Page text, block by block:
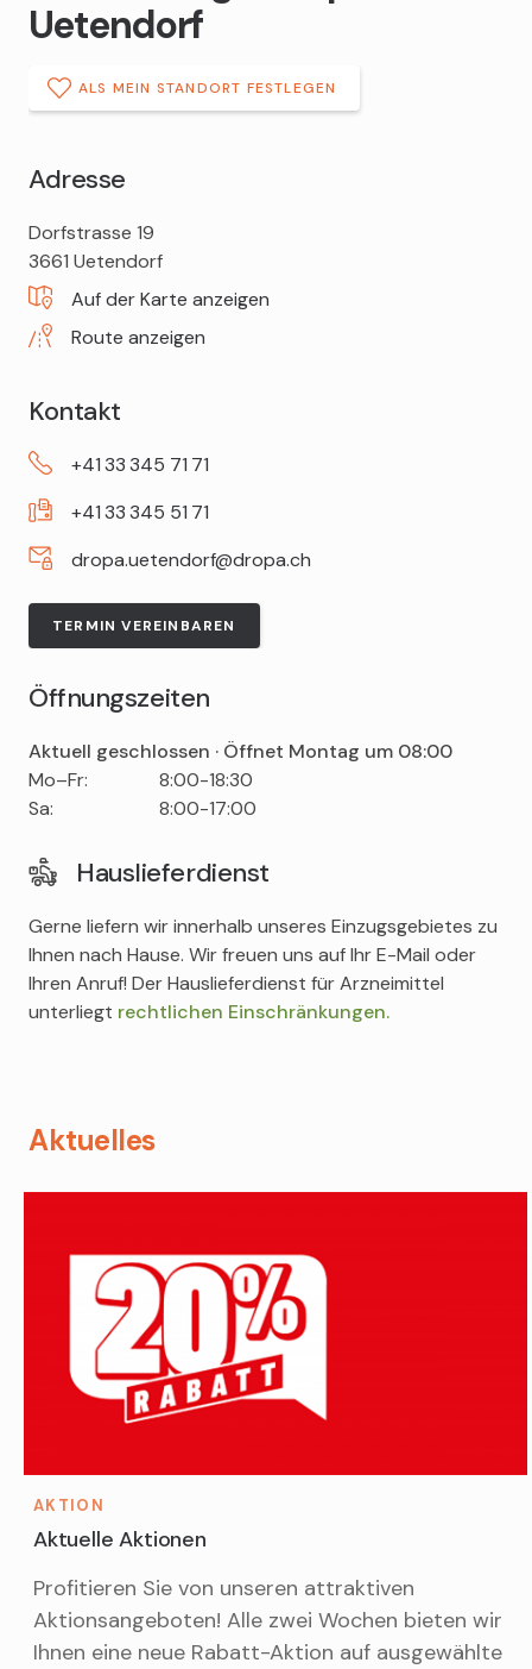
Uetendorf
ALS MEIN STANDORT FESTLEGEN
Adresse
DROPA
Drogerie
Apotheke
Uetendorf
Dorfstrasse 19
3661 Uetendorf
Auf der Karte anzeigen
Route anzeigen
Kontakt
+4133 345 71 71
+4133 345 51 71
dropa.uetendorf@dropa.ch
TERMIN VEREINBAREN
Öffnungszeiten
Aktuell geschlossen · Öffnet Montag um 08:00
Tag
Time
slot
Comment
Mo–Fr:
8:00-18:30
Sa:
8:00-17:00
Hauslieferdienst
Gerne liefern wir innerhalb unseres Einzugsgebietes zu
Ihnen nach Hause. Wir freuen uns auf Ihr E-Mail oder
Ihren Anruf! Der Hauslieferdienst für Arzneimittel
unterliegt rechtlichen Einschränkungen.
Aktuelles
AKTION
Aktuelle Aktionen
Profitieren Sie von unseren attraktiven
Aktionsangeboten! Alle zwei Wochen bieten wir
Ihnen eine neue Rabatt-Aktion auf ausgewählte